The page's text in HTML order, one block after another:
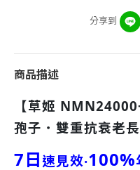
分享到
商品描述
【草姬
孢子．雙重抗衰老
7日速見效‧100%